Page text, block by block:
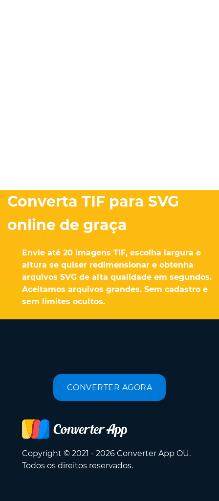
Converta TIF para SVG
online de graça
Envie até 20 imagens TIF, escolha largura e
altura se quiser redimensionar e obtenha
arquivos SVG de alta qualidade em segundos.
Aceitamos arquivos grandes. Sem cadastro e
sem limites ocultos.
CONVERTER AGORA
Copyright © 2021 - 2026 Converter App OÜ.
Todos os direitos reservados.